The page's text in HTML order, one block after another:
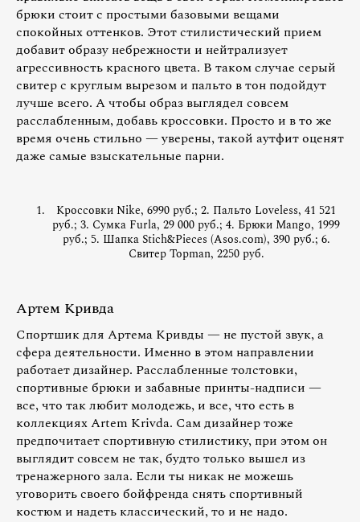
брюки стоит с простыми базовыми вещами
спокойных оттенков. Этот стилистический прием
добавит образу небрежности и нейтрализует
агрессивность красного цвета. В таком случае серый
свитер с круглым вырезом и пальто в тон подойдут
лучше всего. А чтобы образ выглядел совсем
расслабленным, добавь кроссовки. Просто и в то же
время очень стильно — уверены, такой аутфит оценят
даже самые взыскательные парни.
Кроссовки Nike, 6990 руб.; 2. Пальто Loveless, 41 521
руб.; 3. Сумка Furla, 29 000 руб.; 4. Брюки Mango, 1999
руб.; 5. Шапка Stich&Pieces (Asos.com), 390 руб.; 6.
Свитер Topman, 2250 руб.
Артем Кривда
Спортшик для Артема Кривды — не пустой звук, а
сфера деятельности. Именно в этом направлении
работает дизайнер. Расслабленные толстовки,
спортивные брюки и забавные принты-надписи —
все, что так любит молодежь, и все, что есть в
коллекциях Artem Krivda. Сам дизайнер тоже
предпочитает спортивную стилистику, при этом он
выглядит совсем не так, будто только вышел из
тренажерного зала. Если ты никак не можешь
уговорить своего бойфренда снять спортивный
костюм и надеть классический, то и не надо.